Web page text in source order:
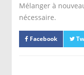
Mélanger à
nécessaire.
Facebook